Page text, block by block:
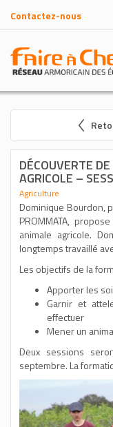
Contactez-nous
DÉCOUVERTE
AGRICOLE –
Agriculture
Dominique Bourdon,
PROMMATA,
animale agricole.
longtemps travaillé
Les objectifs de la
Apporter les
Garnir et
effectuer
Mener un
Deux sessions
septembre. La